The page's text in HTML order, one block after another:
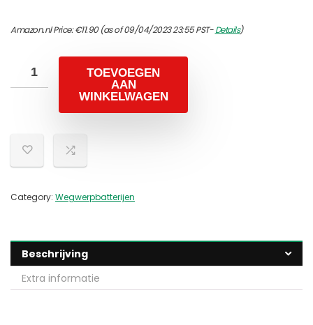
Amazon.nl Price:€11.90(as of 09/04/2023 23:55 PST-Details)
TOEVOEGEN
AAN
WINKELWAGEN
Category: Wegwerpbatterijen
Beschrijving
Extra informatie